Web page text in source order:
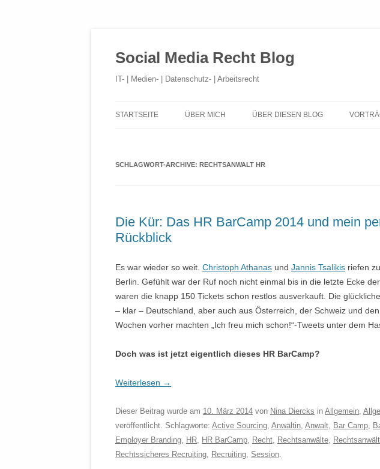
Social Media Recht Blog
IT- | Medien- | Datenschutz- | Arbeitsrecht
STARTSEITE ÜBER MICH ÜBER DIESEN BLOG
SCHLAGWORT-ARCHIVE: RECHTSANWALT HR
Die Kür: Das HR BarCamp 2014 und mein
Rückblick
Es war wieder so weit. Christoph Athanas und Jannis Tsalikis riefen
Berlin. Gefühlt war der Ruf noch nicht einmal bis in die letzte Ecke
waren die knapp 150 Tickets schon restlos ausverkauft. Die
– klar – Deutschland, aber auch aus Österreich, der Schweiz und
Wochen vorher machten „Ich freu mich schon!“-Tweets unter dem
Doch was ist jetzt eigentlich dieses HR BarCamp?
Weiterlesen →
Dieser Beitrag wurde am 10. März 2014 von Nina Diercks in Allgemein,
veröffentlicht. Schlagworte: Active Sourcing, Anwältin, Anwalt, Bar Camp,
Employer Branding, HR, HR BarCamp, Recht, Rechtsanwälte,
Rechtssicheres Recruiting, Recruiting, Session.